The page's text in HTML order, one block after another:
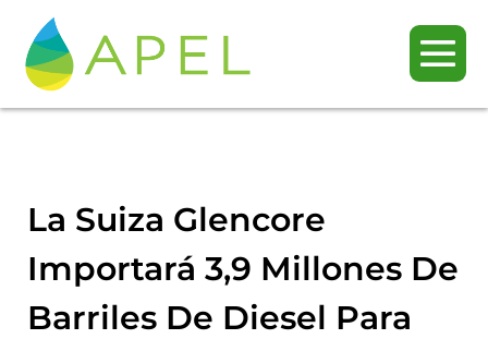
La Suiza Glencore
Importará 3,9 Millones De
Barriles De Diesel Para